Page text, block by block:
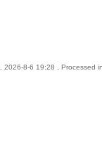
2026-8-6 19:28 , Processed